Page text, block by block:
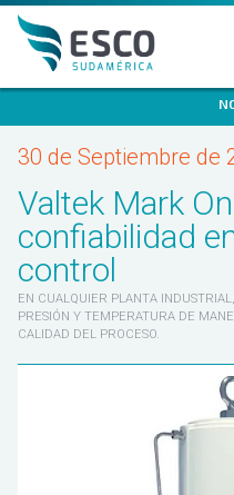
30 de Septiembre de
Valtek Mark
confiabilidad
control
EN CUALQUIER PLANTA
PRESIÓN Y TEMPERATURA DE
CALIDAD DEL PROCESO.